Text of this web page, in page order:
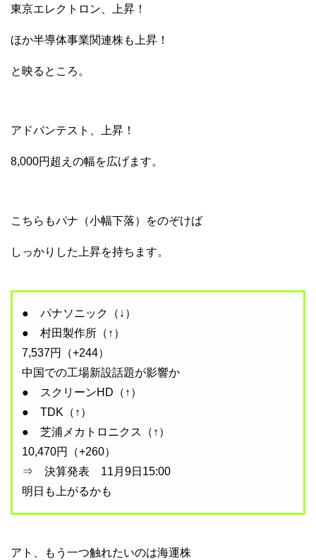
東京エレクトロン、上昇！
ほか半導体事業関連株も上昇！
と映るところ。
アドバンテスト、上昇！
8,000円超えの幅を広げます。
こちらもパナ（小幅下落）をのぞけば
しっかりした上昇を持ちます。
● パナソニック（↓）
● 村田製作所（↑）
7,537円（+244）
中国での工場新設話題が影響か
● スクリーンHD（↑）
● TDK（↑）
● 芝浦メカトロニクス（↑）
10,470円（+260）
⇒ 決算発表 11月9日15:00
明日も上がるかも
アト、もう一つ触れたいのは海運株